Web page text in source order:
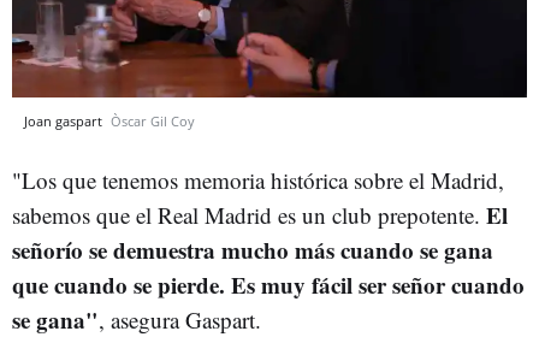
Joan gaspart Òscar Gil Coy
"Los que tenemos memoria histórica sobre el Madrid,
sabemos que el Real Madrid es un club prepotente. El
señorío se demuestra mucho más cuando se gana
que cuando se pierde. Es muy fácil ser señor cuando
se gana", asegura Gaspart.